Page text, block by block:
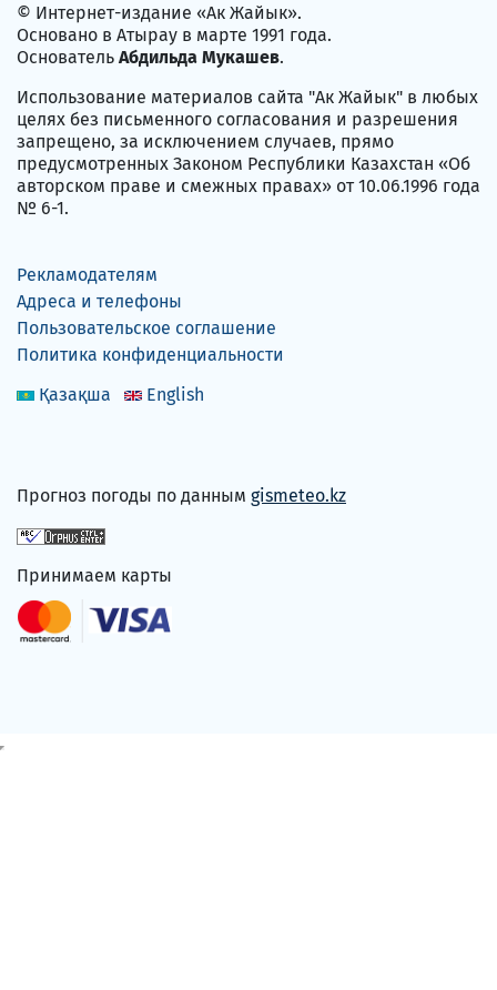
© Интернет-издание «Ак Жайык».
Основано в Атырау в марте 1991 года.
Основатель Абдильда Мукашев.
Использование материалов сайта "Ак Жайык" в любых
целях без письменного согласования и разрешения
запрещено, за исключением случаев, прямо
предусмотренных Законом Республики Казахстан «Об
авторском праве и смежных правах» от 10.06.1996 года
№ 6-1.
Рекламодателям
Адреса и телефоны
Пользовательское соглашение
Политика конфиденциальности
Қазақша
English
Прогноз погоды по данным gismeteo.kz
Принимаем карты